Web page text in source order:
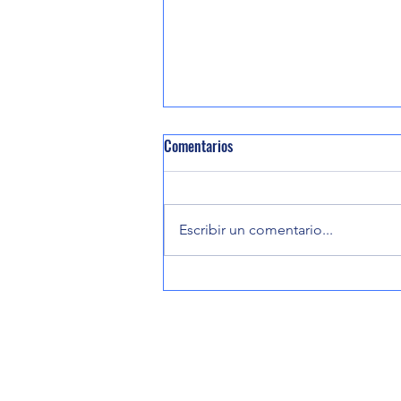
Carlos Morales Sánchez recibe el
Comentarios
Escribir un comentario...